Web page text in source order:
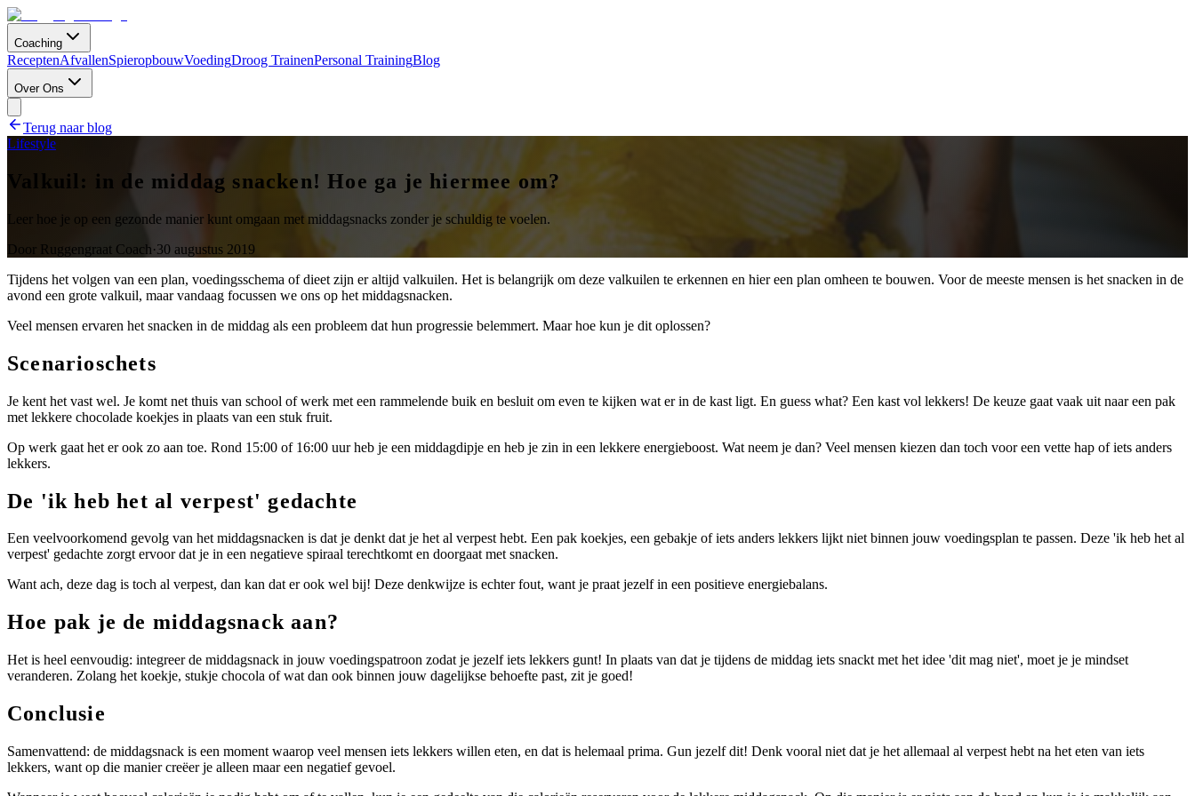
Coaching
ReceptenAfvallenSpieropbouwVoedingDroog TrainenPersonal TrainingBlog
Over Ons
Terug naar blog
Lifestyle
Valkuil: in de middag snacken! Hoe ga je hiermee om?
Leer hoe je op een gezonde manier kunt omgaan met middagsnacks zonder je schuldig te voelen.
Door Ruggengraat Coach·30 augustus 2019
Tijdens het volgen van een plan, voedingsschema of dieet zijn er altijd valkuilen. Het is belangrijk om deze valkuilen te erkennen en hier een plan omheen te bouwen. Voor de meeste mensen is het snacken in de
avond een grote valkuil, maar vandaag focussen we ons op het middagsnacken.
Veel mensen ervaren het snacken in de middag als een probleem dat hun progressie belemmert. Maar hoe kun je dit oplossen?
Scenarioschets
Je kent het vast wel. Je komt net thuis van school of werk met een rammelende buik en besluit om even te kijken wat er in de kast ligt. En guess what? Een kast vol lekkers! De keuze gaat vaak uit naar een pak
met lekkere chocolade koekjes in plaats van een stuk fruit.
Op werk gaat het er ook zo aan toe. Rond 15:00 of 16:00 uur heb je een middagdipje en heb je zin in een lekkere energieboost. Wat neem je dan? Veel mensen kiezen dan toch voor een vette hap of iets anders
lekkers.
De 'ik heb het al verpest' gedachte
Een veelvoorkomend gevolg van het middagsnacken is dat je denkt dat je het al verpest hebt. Een pak koekjes, een gebakje of iets anders lekkers lijkt niet binnen jouw voedingsplan te passen. Deze 'ik heb het al
verpest' gedachte zorgt ervoor dat je in een negatieve spiraal terechtkomt en doorgaat met snacken.
Want ach, deze dag is toch al verpest, dan kan dat er ook wel bij! Deze denkwijze is echter fout, want je praat jezelf in een positieve energiebalans.
Hoe pak je de middagsnack aan?
Het is heel eenvoudig: integreer de middagsnack in jouw voedingspatroon zodat je jezelf iets lekkers gunt! In plaats van dat je tijdens de middag iets snackt met het idee 'dit mag niet', moet je je mindset
veranderen. Zolang het koekje, stukje chocola of wat dan ook binnen jouw dagelijkse behoefte past, zit je goed!
Conclusie
Samenvattend: de middagsnack is een moment waarop veel mensen iets lekkers willen eten, en dat is helemaal prima. Gun jezelf dit! Denk vooral niet dat je het allemaal al verpest hebt na het eten van iets
lekkers, want op die manier creëer je alleen maar een negatief gevoel.